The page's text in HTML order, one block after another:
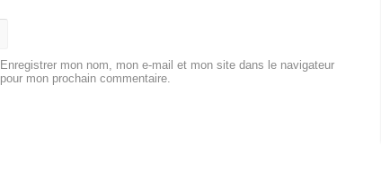
Enregistrer mon nom, mon e-mail et mon site dans le navigateur
pour mon prochain commentaire.